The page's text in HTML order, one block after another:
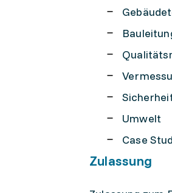
Umwelt
Case
Zulassung